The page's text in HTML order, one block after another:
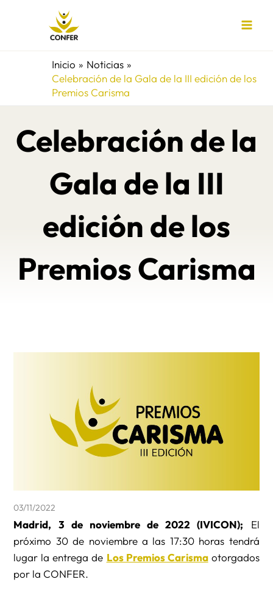
Inicio
Noticias
Celebración de la Gala de la III edición de los
Premios Carisma
Celebración de la
Gala de la III
edición de los
Premios Carisma
03/11/2022
Madrid, 3 de noviembre de 2022 (IVICON); El
próximo 30 de noviembre a las 17:30 horas tendrá
lugar la entrega de Los Premios Carismaotorgados
por la CONFER.